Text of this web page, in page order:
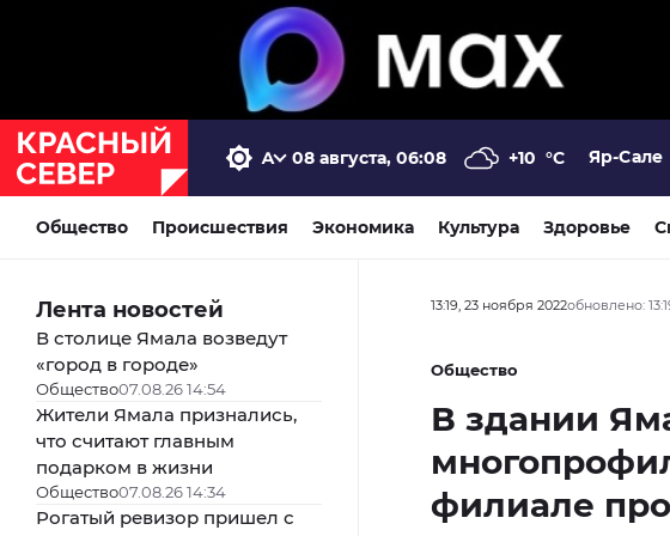
08 августа, 06:08 +10 °C Яр-Сале
Общество Происшествия Экономика Культура Здоровье
Лента новостей
В столице Ямала возведут
«город в городе»
Общество07.08.26 14:54
Жители Ямала признались,
что считают главным
подарком в жизни
Общество07.08.26 14:34
Рогатый ревизор пришел с
13:19, 23 ноября 2022обновлено:
Общество
В здании
филиале